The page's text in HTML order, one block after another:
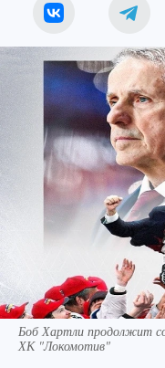
Боб Хартли продолжит
ХК "Локомотив"